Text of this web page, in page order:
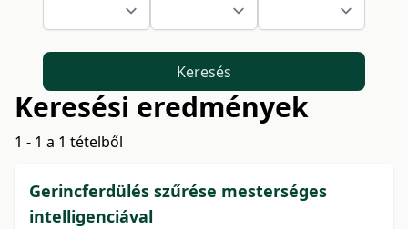
Keresés
Keresési eredmények
1 - 1 a 1 tételből
Gerincferdülés szűrése mesterséges
intelligenciával